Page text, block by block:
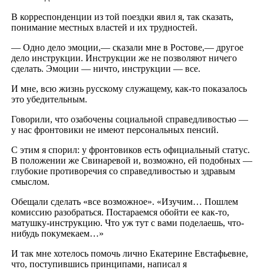
В корреспонденции из той поездки явил я, так сказать,
понимание местных властей и их трудностей.
— Одно дело эмоции,— сказали мне в Ростове,— другое
дело инструкции. Инструкции же не позволяют ничего
сделать. Эмоции — ничто, инструкции — все.
И мне, всю жизнь русскому служащему, как-то показалось
это убедительным.
Говорили, что озабочены социальной справедливостью —
у нас фронтовики не имеют персональных пенсий.
С этим я спорил: у фронтовиков есть официальный статус.
В положении же Свинаревой и, возможно, ей подобных —
глубокие противоречия со справедливостью и здравым
смыслом.
Обещали сделать «все возможное». «Изучим… Пошлем
комиссию разобраться. Постараемся обойти ее как-то,
матушку-инструкцию. Что уж тут с вами поделаешь, что-
нибудь покумекаем…»
И так мне хотелось помочь лично Екатерине Евстафьевне,
что, поступившись принципами, написал я